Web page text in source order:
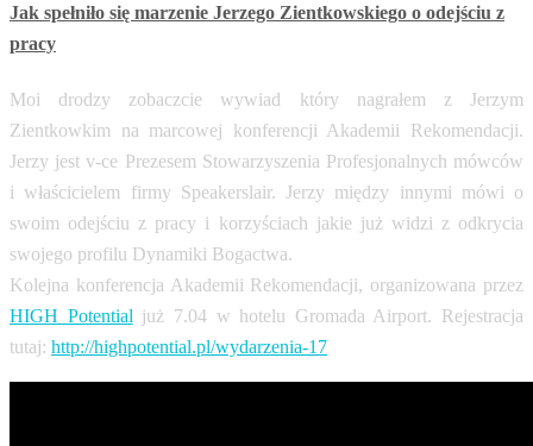
Jak spełniło się marzenie Jerzego Zientkowskiego o odejściu z
pracy
Moi drodzy zobaczcie wywiad który nagrałem z Jerzym
Zientkowkim na marcowej konferencji Akademii Rekomendacji.
Jerzy jest v-ce Prezesem Stowarzyszenia Profesjonalnych mówców
i właścicielem firmy Speakerslair. Jerzy między innymi mówi o
swoim odejściu z pracy i korzyściach jakie już widzi z odkrycia
swojego profilu Dynamiki Bogactwa.
Kolejna konferencja Akademii Rekomendacji, organizowana przez
HIGH Potential już 7.04 w hotelu Gromada Airport. Rejestracja
tutaj: http://highpotential.pl/wydarzenia-17